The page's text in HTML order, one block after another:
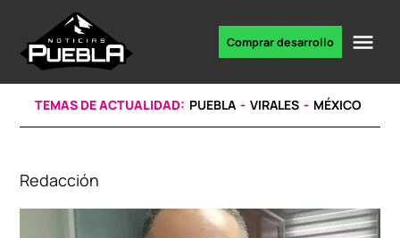
content
noticias
Comprar desarrollo
TEMAS DE ACTUALIDAD: PUEBLA VIRALES MÉXICO
Redacción